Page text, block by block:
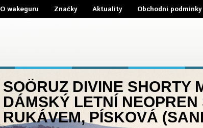
O wakeguru Značky Aktuality Obchodní podmínky
SOÖRUZ DIVINE SHORTY
DÁMSKÝ LETNÍ NEOPREN
RUKÁVEM, PÍSKOVÁ